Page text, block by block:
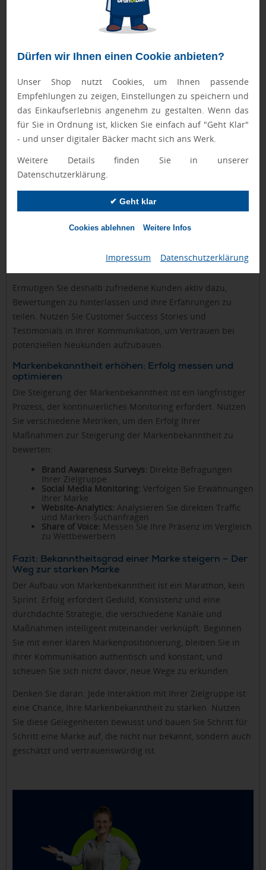
Dürfen wir Ihnen einen Cookie anbieten?
Unser Shop nutzt Cookies, um Ihnen passende
Empfehlungen zu zeigen, Einstellungen zu speichern und
das Einkaufserlebnis angenehm zu gestalten. Wenn das
für Sie in Ordnung ist, klicken Sie einfach auf "Geht Klar"
- und unser digitaler Bäcker macht sich ans Werk.
Weitere Details finden Sie in unserer
Datenschutzerklärung.
✔ Geht klar
Cookies ablehnen Weitere Infos
Impressum Datenschutzerklärung
nutzen zur Steigerung der Markenbekanntheit
Partnerschaften mit anderen Unternehmen, Influencern
exponentiell vergrößern. Wählen Sie Partner, die Ihre
Ihnen stehen.
Cross-Promotion, gemeinsame Veranstaltungen oder
Gastbeiträge in relevanten Publikationen verschaffen Ihnen
Zugang zu neuen Zielgruppen und verleihen Ihrer Marke
zusätzliche Glaubwürdigkeit durch die Empfehlung
vertrauenswürdiger Partner.
Markenbekanntheit steigern durch
Kundenerfahrungen als Markenbotschafter
Zufriedene Kunden sind Ihre besten Markenbotschafter.
Hervorragender Kundenservice und positive
Ermutigen Sie deshalb zufriedene Kunden aktiv dazu,
Bewertungen zu hinterlassen und ihre Erfahrungen zu
teilen. Nutzen Sie Customer Success Stories und
Testimonials in Ihrer Kommunikation, um Vertrauen bei
potenziellen Neukunden aufzubauen.
Markenbekanntheit erhöhen: Erfolg messen und
optimieren
Die Steigerung der Markenbekanntheit ist ein langfristiger
Prozess, der kontinuierliches Monitoring erfordert. Nutzen
Sie verschiedene Metriken, um den Erfolg Ihrer
Maßnahmen zur Steigerung der Markenbekanntheit zu
bewerten:
Brand Awareness Surveys: Direkte Befragungen
Ihrer Zielgruppe
Social Media Monitoring: Verfolgen Sie Erwähnungen
Ihrer Marke
Website-Analytics: Analysieren Sie direkten Traffic
und Marken-Suchanfragen
Share of Voice: Messen Sie Ihre Präsenz im Vergleich
zu Wettbewerbern
Fazit: Bekanntheitsgrad einer Marke steigern – Der
Weg zur starken Marke
Der Aufbau von Markenbekanntheit ist ein Marathon, kein
Sprint. Erfolg erfordert Geduld, Konsistenz und eine
durchdachte Strategie, die verschiedene Kanäle und
Maßnahmen intelligent miteinander verknüpft. Beginnen
Sie mit einer klaren Markenpositionierung, bleiben Sie in
Ihrer Kommunikation authentisch und konstant, und
scheuen Sie sich nicht davor, neue Wege zu erkunden.
Denken Sie daran: Jede Interaktion mit Ihrer Zielgruppe ist
eine Chance, Ihre Markenbekanntheit zu stärken. Nutzen
Sie diese Gelegenheiten bewusst und bauen Sie Schritt für
Schritt eine Marke auf, die nicht nur bekannt, sondern auch
geschätzt und vertrauenswürdig ist.